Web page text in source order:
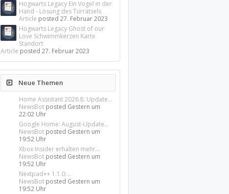
Hogwarts Legacy Ein Vogel in der
Hand - Lösung des Türrätsels
Article posted27. Februar 2023
Hogwarts Legacy Ghost of our
Love Schwimmkerzen Karte
Standort
Article posted27. Februar 2023
Neue Themen
Home Assistant 2026.8: Update...
NewsBot posted Gestern um
22:02 Uhr
Google Home: August-Update...
NewsBot posted Gestern um
19:52 Uhr
Xbox Insider erhalten mehr...
NewsBot posted Gestern um
19:52 Uhr
Nextpad++ 1.1.0:...
NewsBot posted Gestern um
19:52 Uhr